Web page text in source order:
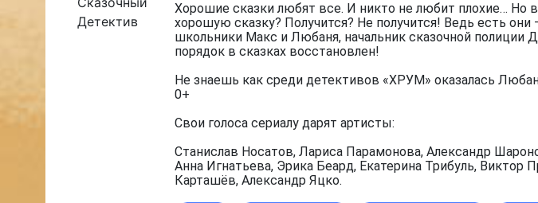
Хорошие сказки любят все. И никто не любит плохие… Но
хорошую сказку? Получится? Не получится! Ведь есть
школьники Макс и Любаня, начальник сказочной
порядок в сказках восстановлен!
Не знаешь как среди детективов «ХРУМ» оказалась
0+
Свои голоса сериалу дарят артисты:
Станислав Носатов, Лариса Парамонова, Александр
Анна Игнатьева, Эрика Беард, Екатерина Трибуль,
Карташёв, Александр Яцко.